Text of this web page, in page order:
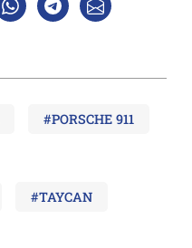
#PORSCHE 911
#TAYCAN